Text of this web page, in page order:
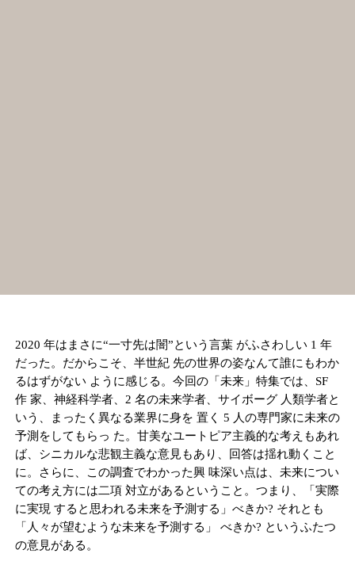
2020 年はまさに“一寸先は闇”という言葉 がふさわしい 1 年
だった。だからこそ、半世紀 先の世界の姿なんて誰にもわか
るはずがない ように感じる。今回の「未来」特集では、SF
作 家、神経科学者、2 名の未来学者、サイボーグ 人類学者と
いう、まったく異なる業界に身を 置く 5 人の専門家に未来の
予測をしてもらっ た。甘美なユートピア主義的な考えもあれ
ば、シニカルな悲観主義な意見もあり、回答は揺れ動くこと
に。さらに、この調査でわかった興 味深い点は、未来につい
ての考え方には二項 対立があるということ。つまり、「実際
に実現 すると思われる未来を予測する」べきか? それとも
「人々が望むような未来を予測する」 べきか? というふたつ
の意見がある。